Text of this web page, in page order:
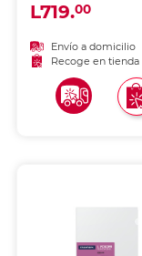
L719.00
Envío a domicilio
Recoge en tienda